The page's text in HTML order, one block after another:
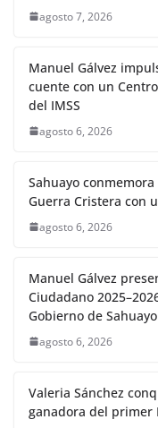
agosto 7, 2026
Manuel Gálvez
cuente con un
del IMSS
agosto 6, 2026
Sahuayo
Guerra Cristera con
agosto 6, 2026
Manuel Gálvez
Ciudadano
Gobierno de Sahuayo
agosto 6, 2026
Valeria Sánchez
ganadora del primer